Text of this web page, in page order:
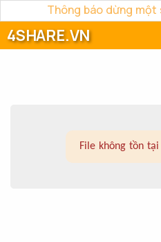
Thông báo dừng
4SHARE.VN
File không tồn